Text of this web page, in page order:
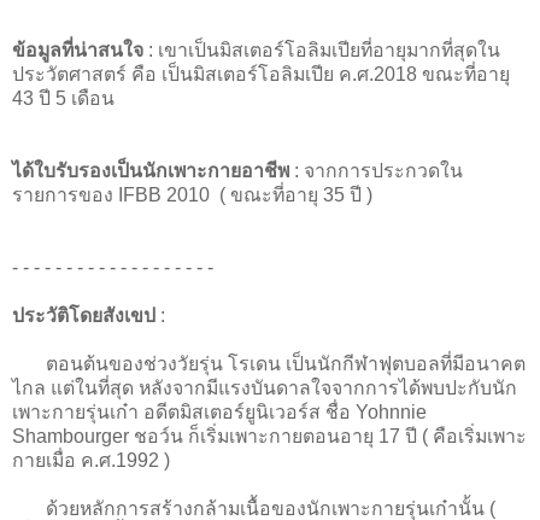
ข้อมูลที่น่าสนใจ : เขาเป็นมิสเตอร์โอลิมเปียที่อายุมากที่สุดใน
ประวัตศาสตร์ คือ เป็นมิสเตอร์โอลิมเปีย ค.ศ.2018 ขณะที่อายุ
43 ปี 5 เดือน
ได้ใบรับรองเป็นนักเพาะกายอาชีพ : จากการประกวดใน
รายการของ IFBB 2010 ( ขณะที่อายุ 35 ปี )
- - - - - - - - - - - - - - - - - - -
ประวัติโดยสังเขป :
ตอนต้นของช่วงวัยรุ่น โรเดน เป็นนักกีฬาฟุตบอลที่มีอนาคต
ไกล แต่ในที่สุด หลังจากมีแรงบันดาลใจจากการได้พบปะกับนัก
เพาะกายรุ่นเก๋า อดีตมิสเตอร์ยูนิเวอร์ส ชื่อ Yohnnie
Shambourger ชอว์น ก็เริ่มเพาะกายตอนอายุ 17 ปี ( คือเริ่มเพาะ
กายเมื่อ ค.ศ.1992 )
ด้วยหลักการสร้างกล้ามเนื้อของนักเพาะกายรุ่นเก๋านั้น (